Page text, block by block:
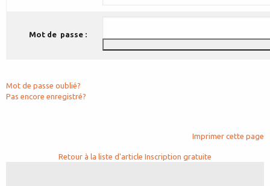
Mot de passe :
Mot de passe oublié?
Pas encore enregistré?
Imprimer cette page
Retour à la liste d'article Inscription gratuite